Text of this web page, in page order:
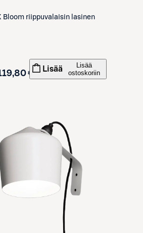
Bloom riippuvalaisin lasinen
€ Lisää
Lisää
ostoskoriin